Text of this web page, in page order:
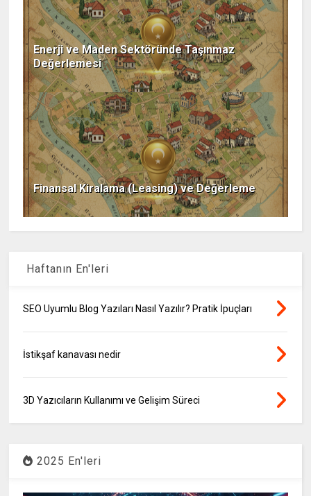
Enerji ve Maden Sektöründe Taşınmaz
Değerlemesi
Finansal Kiralama (Leasing) ve Değerleme
Haftanın En'leri
SEO Uyumlu Blog Yazıları Nasıl Yazılır? Pratik İpuçları
İstikşaf kanavası nedir
3D Yazıcıların Kullanımı ve Gelişim Süreci
2025 En'leri